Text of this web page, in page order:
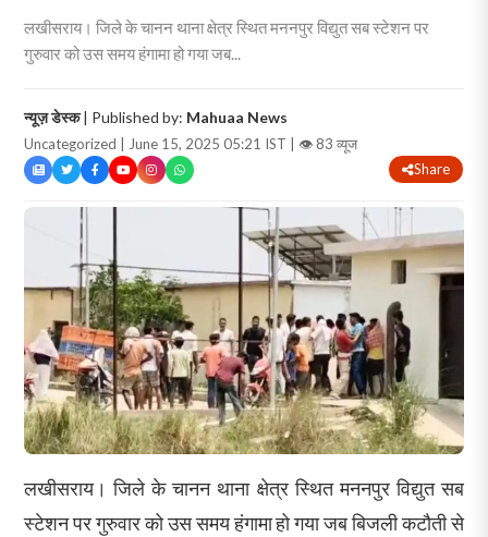
लखीसराय। जिले के चानन थाना क्षेत्र स्थित मननपुर विद्युत सब स्टेशन पर
गुरुवार को उस समय हंगामा हो गया जब...
न्यूज़ डेस्क| Published by: Mahuaa News
Uncategorized | June 15, 2025 05:21 IST | 👁 83 व्यूज
Share
लखीसराय। जिले के चानन थाना क्षेत्र स्थित मननपुर विद्युत सब
स्टेशन पर गुरुवार को उस समय हंगामा हो गया जब बिजली कटौती से